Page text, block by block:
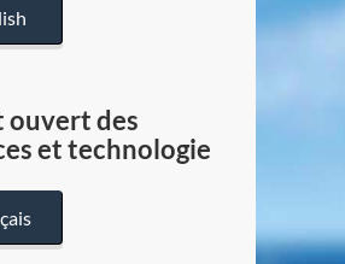
ouvert des
et technologie